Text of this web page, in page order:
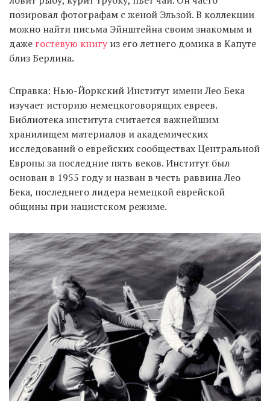
позировал фотографам с женой Эльзой. В коллекции
можно найти письма Эйнштейна своим знакомым и
даже гостевую книгу из его летнего домика в Капуте
близ Берлина.
Справка: Нью-Йоркский Институт имени Лео Бека
изучает историю немецкоговорящих евреев.
Библиотека института считается важнейшим
хранилищем материалов и академических
исследований о еврейских сообществах Центральной
Европы за последние пять веков. Институт был
основан в 1955 году и назван в честь раввина Лео
Бека, последнего лидера немецкой еврейской
общины при нацистском режиме.